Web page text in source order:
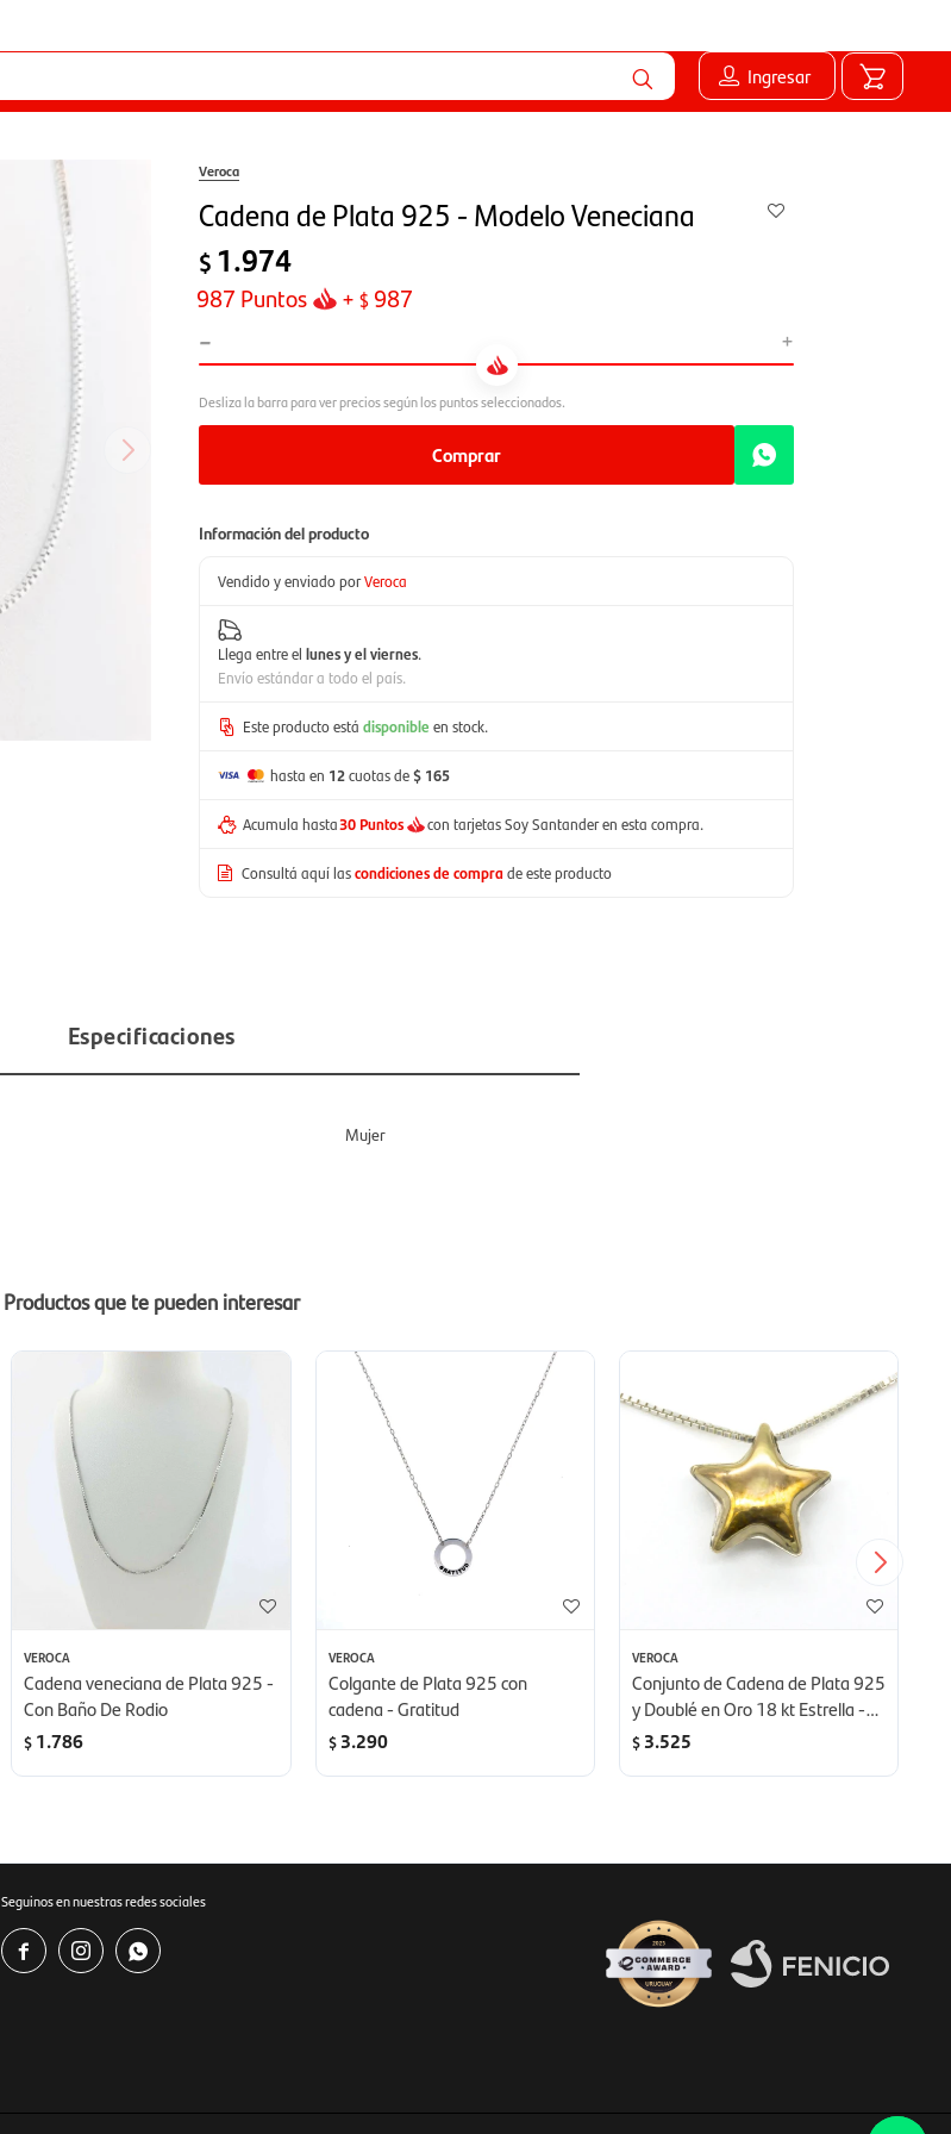
Ingresar
Veroca
Cadena de Plata 925 - Modelo Veneciana
$ 1.974
987 Puntos + $ 987
- +
Comprar
Información del producto
Vendido y enviado porVeroca
Llega entre el lunes y el viernes.
Envío estándar a todo el país.
Este producto está disponible en stock.
hasta en 12cuotas de$ 165
Acumula hasta30 Puntos con tarjetas Soy Santander en esta compra.
Consultá aquí lascondiciones de comprade este producto
Especificaciones
Mujer
Productos que te pueden interesar
VEROCA
Cadena veneciana de Plata 925 -
Con Baño De Rodio
$ 1.786
VEROCA
Colgante de Plata 925 con
cadena - Gratitud
$ 3.290
VEROCA
Conjunto de Cadena de Plata 925
y Doublé en Oro 18 kt Estrella -
Largo 45 cm
$ 3.525
Seguinos en nuestras redes sociales
  
Fenicio eCommerce Uruguay